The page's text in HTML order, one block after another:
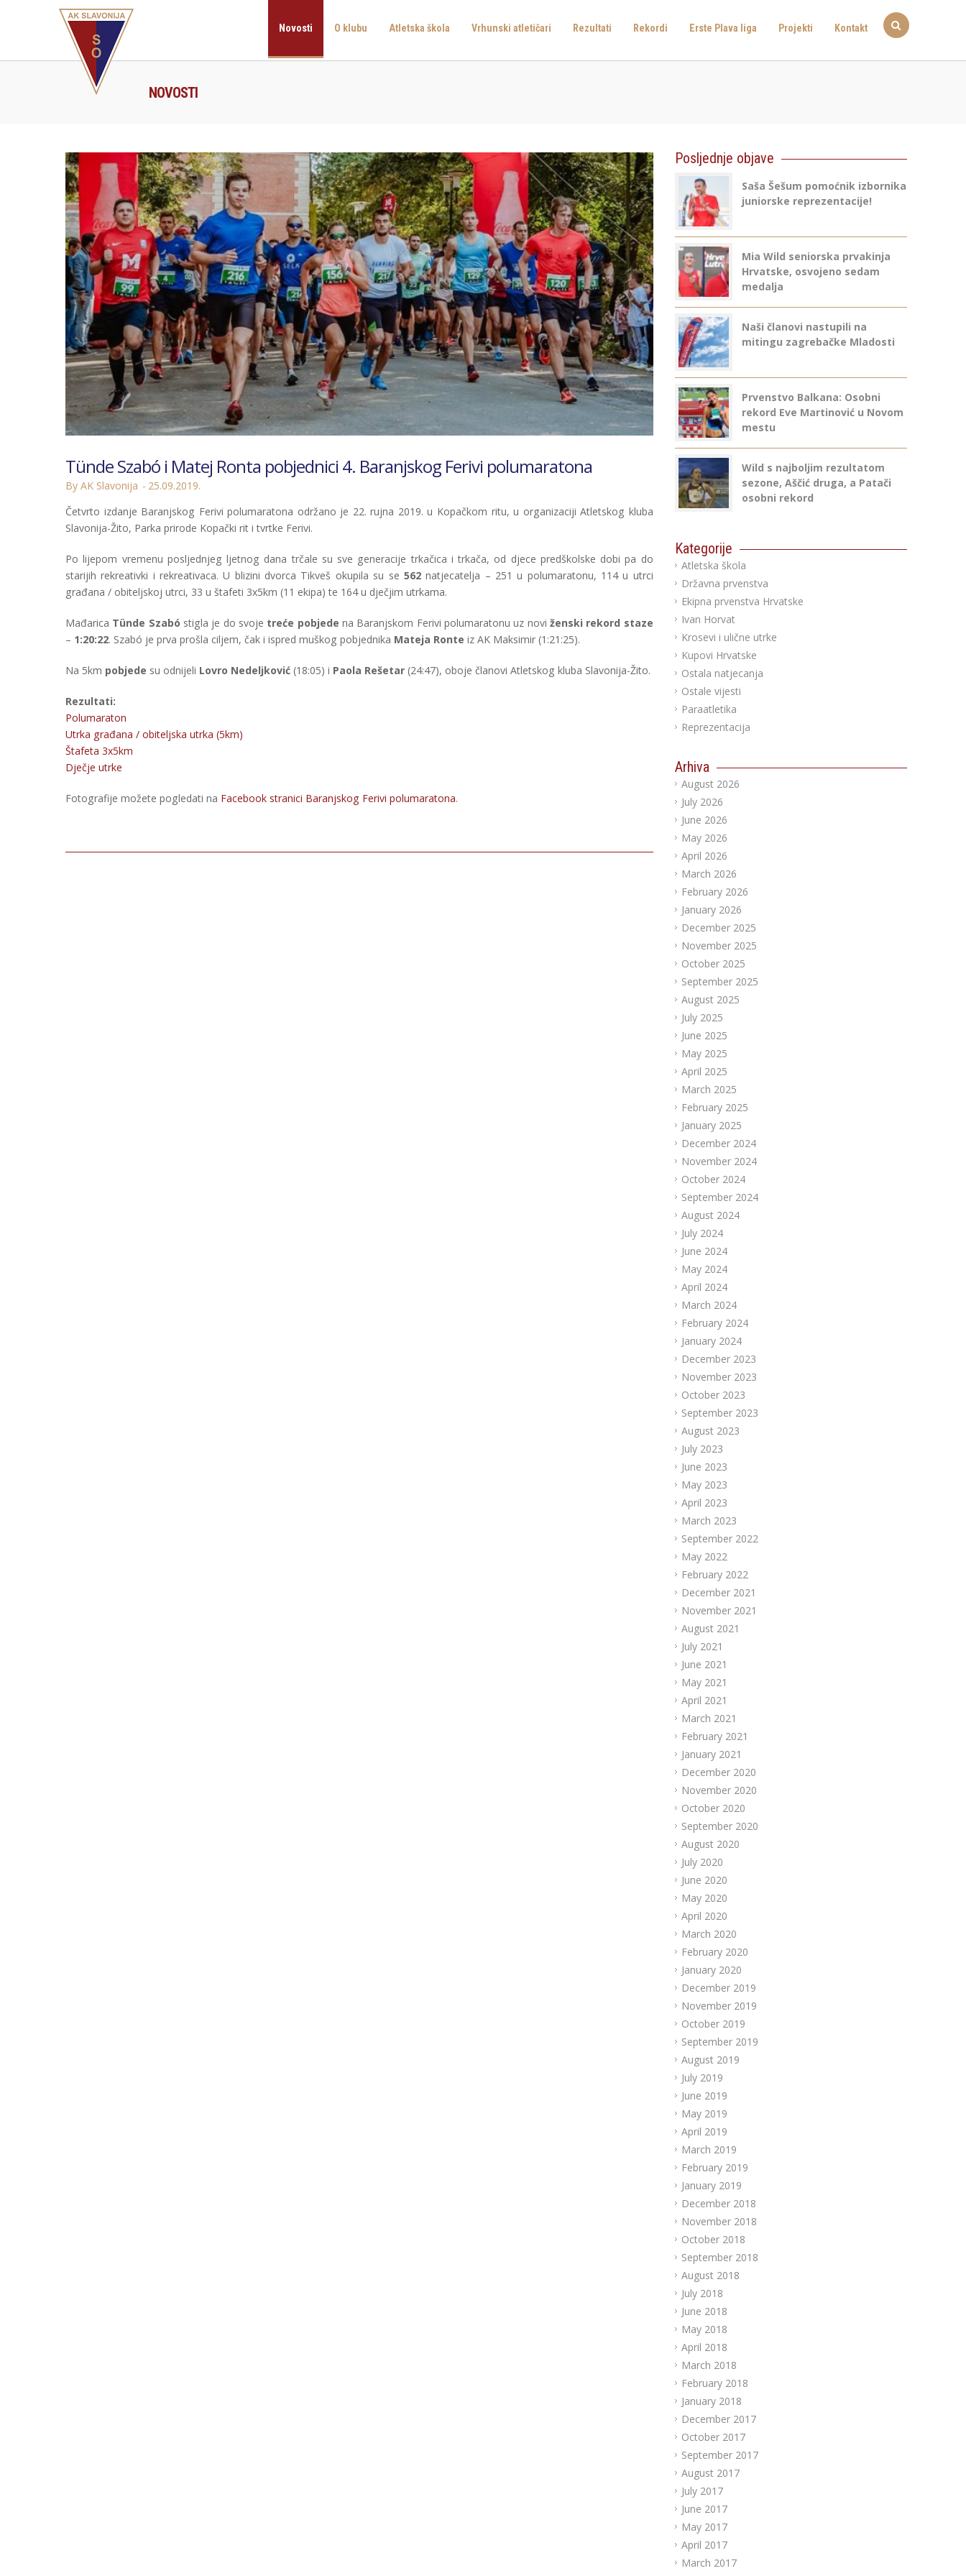
Novosti O klubu Atletska škola Vrhunski atletičari Rezultati Rekordi Erste Plava liga Projekti Kontakt
NOVOSTI
Tünde Szabó i Matej Ronta pobjednici 4. Baranjskog Ferivi polumaratona
By AK Slavonija
25.09.2019.
Četvrto izdanje Baranjskog Ferivi polumaratona održano je 22. rujna 2019. u Kopačkom ritu, u organizaciji Atletskog kluba
Slavonija-Žito, Parka prirode Kopački rit i tvrtke Ferivi.
Po lijepom vremenu posljednjeg ljetnog dana trčale su sve generacije trkačica i trkača, od djece predškolske dobi pa do
starijih rekreativki i rekreativaca. U blizini dvorca Tikveš okupila su se 562natjecatelja – 251 u polumaratonu, 114 u utrci
građana / obiteljskoj utrci, 33 u štafeti 3x5km (11 ekipa) te 164 u dječjim utrkama.
Mađarica Tünde Szabó stigla je do svoje treće pobjede na Baranjskom Ferivi polumaratonu uz noviženski rekord staze
– 1:20:22. Szabó je prva prošla ciljem, čak i ispred muškog pobjednika Mateja Ronte iz AK Maksimir (1:21:25).
Na 5km pobjede su odnijeli Lovro Nedeljković (18:05) i Paola Rešetar (24:47), oboje članovi Atletskog kluba Slavonija-Žito.
Rezultati:
Polumaraton
Utrka građana / obiteljska utrka (5km)
Štafeta 3x5km
Dječje utrke
Fotografije možete pogledati na Facebook stranici Baranjskog Ferivi polumaratona.
Posljednje objave
Saša Šešum pomoćnik izbornika
juniorske reprezentacije!
Mia Wild seniorska prvakinja
Hrvatske, osvojeno sedam
medalja
Naši članovi nastupili na
mitingu zagrebačke Mladosti
Prvenstvo Balkana: Osobni
rekord Eve Martinović u Novom
mestu
Wild s najboljim rezultatom
sezone, Aščić druga, a Patači
osobni rekord
Kategorije
Atletska škola
Državna prvenstva
Ekipna prvenstva Hrvatske
Ivan Horvat
Krosevi i ulične utrke
Kupovi Hrvatske
Ostala natjecanja
Ostale vijesti
Paraatletika
Reprezentacija
Arhiva
August 2026
July 2026
June 2026
May 2026
April 2026
March 2026
February 2026
January 2026
December 2025
November 2025
October 2025
September 2025
August 2025
July 2025
June 2025
May 2025
April 2025
March 2025
February 2025
January 2025
December 2024
November 2024
October 2024
September 2024
August 2024
July 2024
June 2024
May 2024
April 2024
March 2024
February 2024
January 2024
December 2023
November 2023
October 2023
September 2023
August 2023
July 2023
June 2023
May 2023
April 2023
March 2023
September 2022
May 2022
February 2022
December 2021
November 2021
August 2021
July 2021
June 2021
May 2021
April 2021
March 2021
February 2021
January 2021
December 2020
November 2020
October 2020
September 2020
August 2020
July 2020
June 2020
May 2020
April 2020
March 2020
February 2020
January 2020
December 2019
November 2019
October 2019
September 2019
August 2019
July 2019
June 2019
May 2019
April 2019
March 2019
February 2019
January 2019
December 2018
November 2018
October 2018
September 2018
August 2018
July 2018
June 2018
May 2018
April 2018
March 2018
February 2018
January 2018
December 2017
October 2017
September 2017
August 2017
July 2017
June 2017
May 2017
April 2017
March 2017